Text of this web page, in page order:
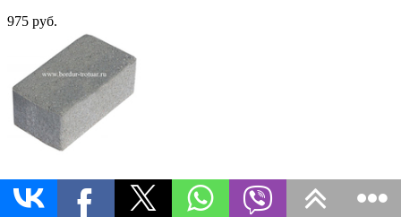
975 руб.
Тротуарная плитка "Кирпичик"
200х100х60 (Эдельвейс)